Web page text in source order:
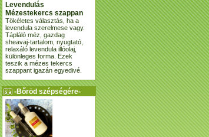
Levendulás
Mézestekercs szappan
Tökéletes választás, ha a
levendula szerelmese vagy.
Tápláló méz, gazdag
sheavaj-tartalom, nyugtató,
relaxáló levendula illóolaj,
különleges forma. Ezek
teszik a mézes tekercs
szappant igazán egyedivé.
-Bőröd szépségére-